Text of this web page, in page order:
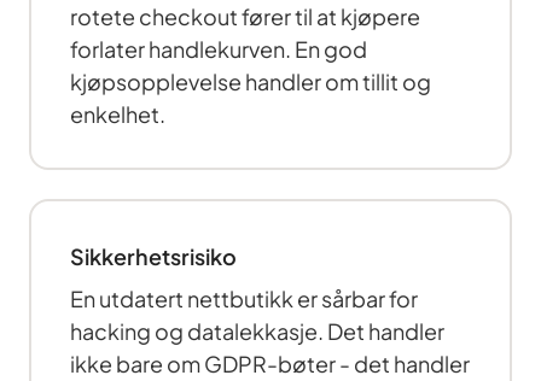
rotete checkout fører til at kjøpere
forlater handlekurven. En god
kjøpsopplevelse handler om tillit og
enkelhet.
Sikkerhetsrisiko
En utdatert nettbutikk er sårbar for
hacking og datalekkasje. Det handler
ikke bare om GDPR-bøter - det handler